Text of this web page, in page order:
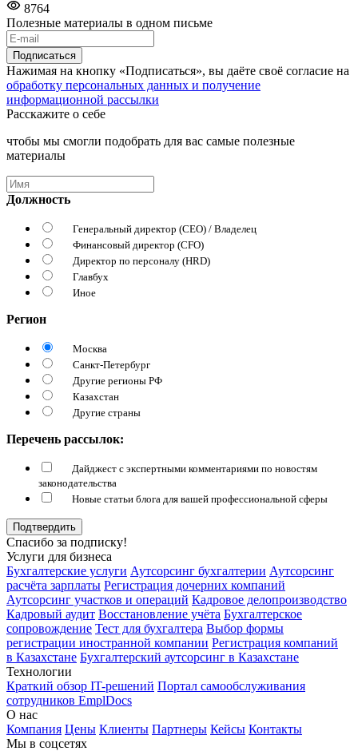
8764
Полезные материалы в одном письме
Подписаться
Нажимая на кнопку «Подписаться», вы даёте своё согласие на
обработку персональных данных и получение
информационной рассылки
Расскажите о себе
чтобы мы смогли подобрать для вас самые полезные
материалы
Должность
Генеральный директор (CEO) / Владелец
Финансовый директор (CFO)
Директор по персоналу (HRD)
Главбух
Иное
Регион
Москва
Санкт-Петербург
Другие регионы РФ
Казахстан
Другие страны
Перечень рассылок:
Дайджест с экспертными комментариями по новостям
законодательства
Новые статьи блога для вашей профессиональной сферы
Подтвердить
Спасибо за подписку!
Услуги для бизнеса
Бухгалтерские услуги Аутсорсинг бухгалтерии Аутсорсинг
расчёта зарплаты Регистрация дочерних компаний
Аутсорсинг участков и операций Кадровое делопроизводство
Кадровый аудит Восстановление учёта Бухгалтерское
сопровождение Тест для бухгалтера Выбор формы
регистрации иностранной компании Регистрация компаний
в Казахстане Бухгалтерский аутсорсинг в Казахстане
Технологии
Краткий обзор IT-решений Портал самообслуживания
сотрудников EmplDocs
О нас
Компания Цены Клиенты Партнеры Кейсы Контакты
Мы в соцсетях